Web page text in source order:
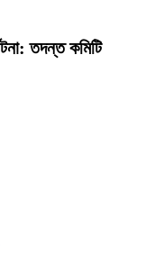
তদন্ত কমিটি